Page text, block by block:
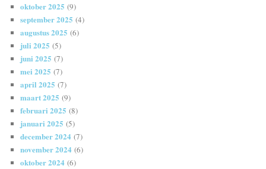
oktober 2025 (9)
september 2025 (4)
augustus 2025 (6)
juli 2025 (5)
juni 2025 (7)
mei 2025 (7)
april 2025 (7)
maart 2025 (9)
februari 2025 (8)
januari 2025 (5)
december 2024 (7)
november 2024 (6)
oktober 2024 (6)